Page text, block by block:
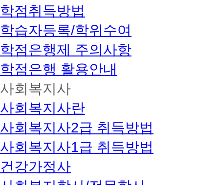
학점취득방법
학습자등록/학위수여
학점은행제 주의사항
학점은행 활용안내
사회복지사
사회복지사란
사회복지사2급 취득방법
사회복지사1급 취득방법
건강가정사